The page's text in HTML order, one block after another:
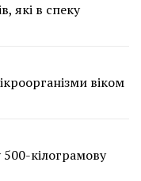
які в спеку
віком
кілограмову